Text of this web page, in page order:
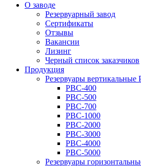
О заводе
Резервуарный завод
Сертификаты
Отзывы
Вакансии
Лизинг
Черный список заказчиков
Продукция
Резервуары вертикальные
РВС-400
РВС-500
РВС-700
РВС-1000
РВС-2000
РВС-3000
РВС-4000
РВС-5000
Резервуары